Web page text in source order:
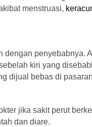
menstruasi,
penyebabnya.
kiri yang
dijual bebas di
jika sakit perut
dan diare.